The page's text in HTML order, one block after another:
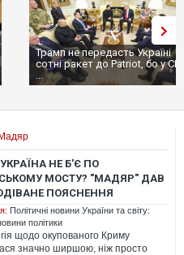
Трамп не передасть Україні
сотні ракет до Patriot, бо у
...
НЕ Б'Є ПО
МОСТУ? "МАДЯР" ДАВ
ПОЯСНЕННЯ
Політичні новини України та світу:
політики
щодо окупованого Криму
значно ширшою, ніж просто